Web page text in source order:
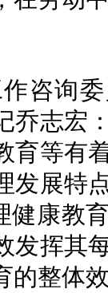
咨询
乔志宏
育等有
发展特
健康教
发挥其
的整体